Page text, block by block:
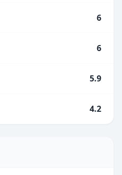
6
6
5.9
4.2